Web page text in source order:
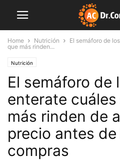
Home Nutrición
El semáforo de
que más rinden...
Nutrición
El semáforo de
enterate
más rinden de
precio antes
compras